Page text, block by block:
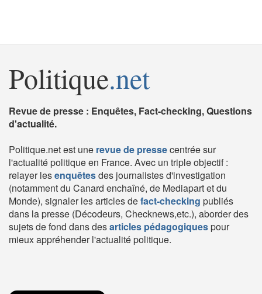
Politique.net
Revue de presse : Enquêtes, Fact-checking, Questions
d'actualité.
Politique.net est une revue de pressecentrée sur
l'actualité politique en France. Avec un triple objectif :
relayer lesenquêtesdes journalistes d'investigation
(notamment du Canard enchaîné, de Mediapart et du
Monde), signaler les articles defact-checking publiés
dans la presse (Décodeurs, Checknews,etc.), aborder des
sujets de fond dans desarticles pédagogiquespour
mieux appréhender l'actualité politique.